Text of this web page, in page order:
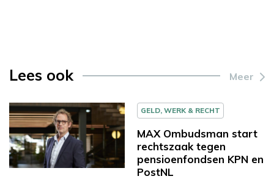
Lees ook Meer
GELD, WERK & RECHT
MAX Ombudsman start
rechtszaak tegen
pensioenfondsen KPN en
PostNL